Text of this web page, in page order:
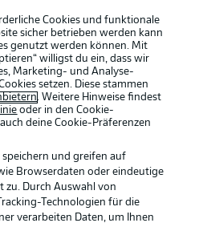
Cookies und funktionale
sicher betrieben werden kann
genutzt werden können. Mit
willigst du ein, dass wir
Marketing- und Analyse-
setzen. Diese stammen
. Weitere Hinweise findest
oder in den Cookie-
deine Cookie-Präferenzen
und greifen auf
Browserdaten oder eindeutige
zu. Durch Auswahl von
Technologien für die
verarbeiten Daten, um Ihnen